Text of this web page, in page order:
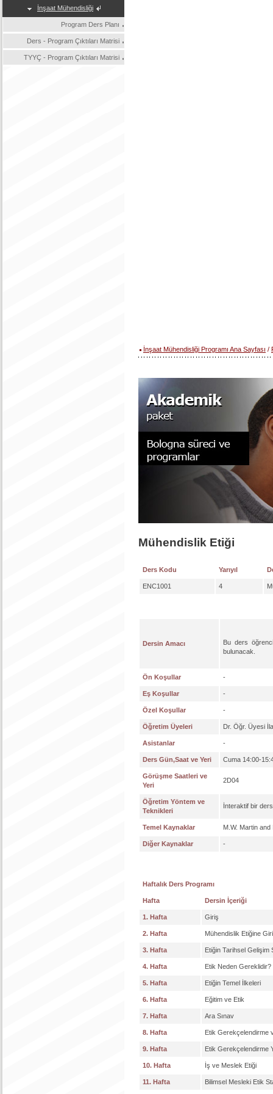
İnşaat Mühendisliği
Program Ders Planı
Ders - Program Çıktıları Matrisi
TYYÇ - Program Çıktıları Matrisi
İnşaat Mühendisliği Programı Ana Sayfası /
Mühendislik Etiği
Ders Kodu Yarıyıl
ENC1001 4
Dersin Amacı
Bu ders
bulunacak.
Ön Koşullar -
Eş Koşullar -
Özel Koşullar -
Öğretim Üyeleri Dr. Öğr. Üyesi
Asistanlar -
Ders Gün,Saat ve Yeri Cuma 14:00-
Görüşme Saatleri ve
Yeri
2D04
Öğretim Yöntem ve
Teknikleri
İnteraktif bir
Temel Kaynaklar M.W. Martin
Diğer Kaynaklar -
Haftalık Ders Programı
Hafta Dersin İçeriği
1. Hafta Giriş
2. Hafta Mühendislik Etiğine
3. Hafta Etiğin Tarihsel Gelişim
4. Hafta Etik Neden Gereklidir?
5. Hafta Etiğin Temel İlkeleri
6. Hafta Eğitim ve Etik
7. Hafta Ara Sınav
8. Hafta Etik Gerekçelendirme
9. Hafta Etik Gerekçelendirme
10. Hafta İş ve Meslek Etiği
11. Hafta Bilimsel Mesleki Etik